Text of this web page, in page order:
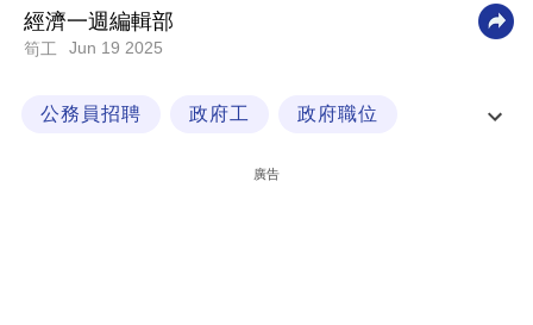
科
技
經濟一週編輯部
筍工 Jun 19 2025
公務員招聘 政府工 政府職位
廣告